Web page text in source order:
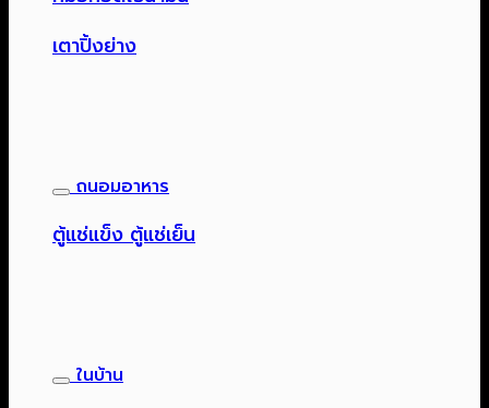
เตาปิ้งย่าง
ถนอมอาหาร
ตู้แช่แข็ง ตู้แช่เย็น
ในบ้าน